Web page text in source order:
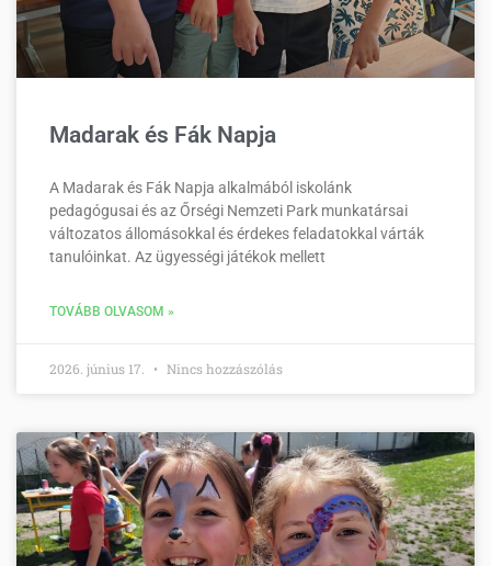
Madarak és Fák Napja
A Madarak és Fák Napja alkalmából iskolánk
pedagógusai és az Őrségi Nemzeti Park munkatársai
változatos állomásokkal és érdekes feladatokkal várták
tanulóinkat. Az ügyességi játékok mellett
TOVÁBB OLVASOM »
2026. június 17. Nincs hozzászólás